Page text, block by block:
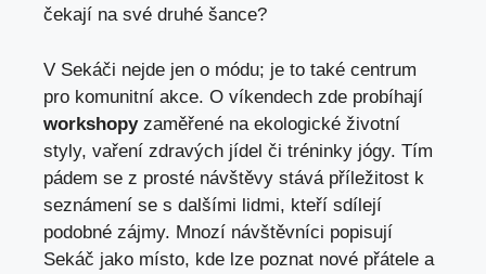
čekají na své druhé šance?
V Sekáči nejde jen o módu; je to také centrum
pro komunitní akce. O víkendech zde probíhají
workshopyzaměřené na ekologické životní
styly, vaření zdravých jídel či tréninky jógy. Tím
pádem se z prosté návštěvy stává příležitost k
seznámení se s dalšími lidmi, kteří sdílejí
podobné zájmy. Mnozí návštěvníci popisují
Sekáč jako místo, kde lze poznat nové přátele a